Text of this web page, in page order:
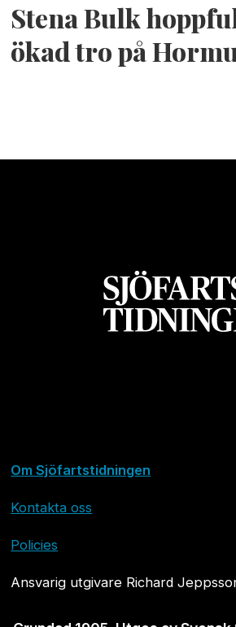
Stena Bulk
ökad tro på
Om Sjöfartstidningen
Kontakta oss
Policies
Ansvarig utgivare Richard